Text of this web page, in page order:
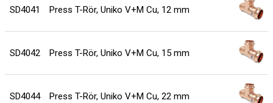
SD4041 Press T-Rör, Uniko V+M Cu, 12 mm
SD4042 Press T-Rör, Uniko V+M Cu, 15 mm
SD4044 Press T-Rör, Uniko V+M Cu, 22 mm